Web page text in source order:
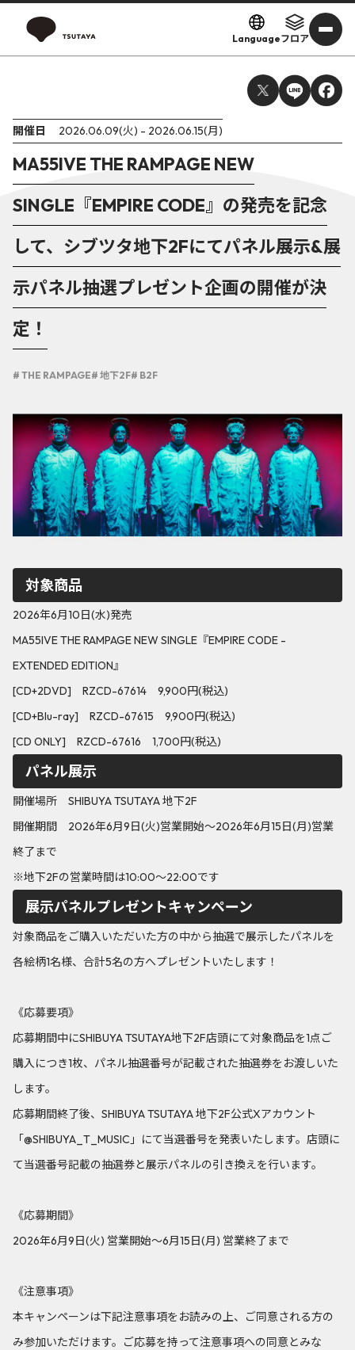
Languageフロア
開催日 2026.06.09(火) - 2026.06.15(月)
MA55IVE THE RAMPAGE NEW
SINGLE『EMPIRE CODE』の発売を記念
して、シブツタ地下2Fにてパネル展示&展
示パネル抽選プレゼント企画の開催が決
定！
# THE RAMPAGE# 地下2F# B2F
対象商品
2026年6月10日(水)発売
MA55IVE THE RAMPAGE NEW SINGLE『EMPIRE CODE -
EXTENDED EDITION』
[CD+2DVD] RZCD-67614 9,900円(税込)
[CD+Blu-ray] RZCD-67615 9,900円(税込)
[CD ONLY] RZCD-67616 1,700円(税込)
パネル展示
開催場所 SHIBUYA TSUTAYA 地下2F
開催期間 2026年6月9日(火)営業開始～2026年6月15日(月)営業
終了まで
※地下2Fの営業時間は10:00～22:00です
展示パネルプレゼントキャンペーン
対象商品をご購入いただいた方の中から抽選で展示したパネルを
各絵柄1名様、合計5名の方へプレゼントいたします！
《応募要項》
応募期間中にSHIBUYA TSUTAYA地下2F店頭にて対象商品を1点ご
購入につき1枚、パネル抽選番号が記載された抽選券をお渡しいた
します。
応募期間終了後、SHIBUYA TSUTAYA 地下2F公式Xアカウント
「@SHIBUYA_T_MUSIC」にて当選番号を発表いたします。店頭に
て当選番号記載の抽選券と展示パネルの引き換えを行います。
《応募期間》
2026年6月9日(火) 営業開始～6月15日(月) 営業終了まで
《注意事項》
本キャンペーンは下記注意事項をお読みの上、ご同意される方の
み参加いただけます。ご応募を持って注意事項への同意とみな